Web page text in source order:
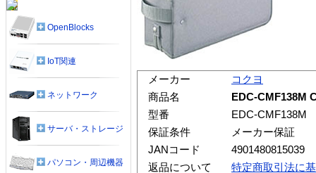
メーカー
コクヨ
商品名
EDC-CMF138M
型番
EDC-CMF138M
保証条件
メーカー保証
JANコード
4901480815039
返品について
特定商取引法に
OpenBlocks
IoT関連
ネットワーク
サーバ・ストレージ
パソコン・周辺機器